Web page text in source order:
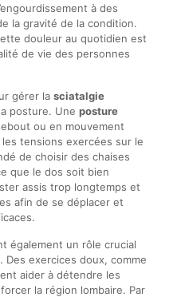
à des
la gravité de la condition.
douleur au quotidien est
de vie des personnes
gérer la sciatalgie
posture. Une posture
ou en mouvement
tensions exercées sur le
de choisir des chaises
que le dos soit bien
assis trop longtemps et
afin de se déplacer et
également un rôle crucial
Des exercices doux, comme
aider à détendre les
la région lombaire. Par